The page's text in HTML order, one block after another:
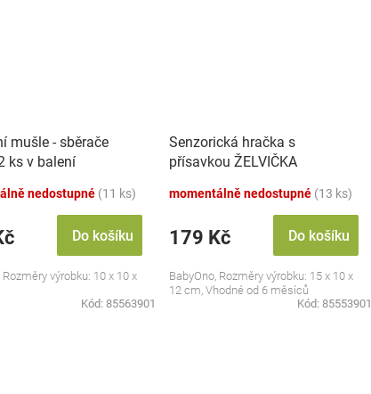
mušle - sběrače
ks v balení
nedostupné (11 ks)
Do košíku
Rozměry výrobku: 10 x 10 x
Kód: 85563901
Senzorická hračka s
přísavkou ŽELVIČKA
momentálně nedostupné (13 ks)
179 Kč Do košíku
BabyOno, Rozměry výrobku: 15 x 10 x
12 cm, Vhodné od 6 měsíců
Kód: 85553901